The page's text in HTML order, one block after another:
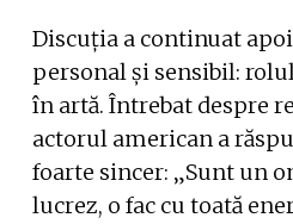
Discuția a continuat
personal și sensibil:
în artă. Întrebat despre
actorul american a
foarte sincer: „Sunt un
lucrez, o fac cu toată